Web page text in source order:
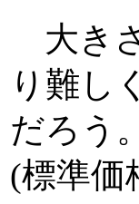
大き
り難し
だろう
(標準価